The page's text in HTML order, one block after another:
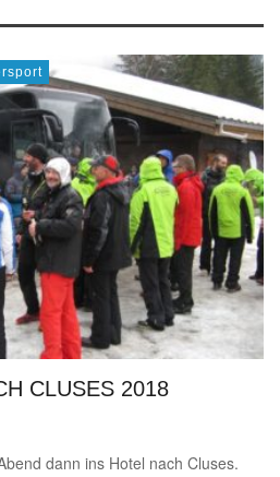
CLUSES 2018
dann ins Hotel nach Cluses.